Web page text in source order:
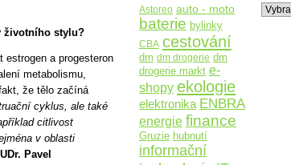
životního stylu?
a progesteron
metabolismu,
že tělo začíná
cyklus, ale také
citlivost
v oblasti
Pavel
Astoreo auto - moto
baterie bylinky
CBA cestování
dm dm drogerie dm
drogerie markt e-
shopy ekologie
elektronika ENBRA
energie finance
Gruzie hubnutí
informační
Archiv